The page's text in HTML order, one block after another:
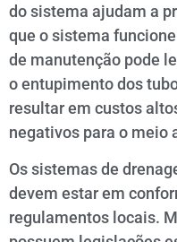
do sistema ajudam a
que o sistema
de manutenção pode
o entupimento dos
resultar em custos
negativos para o meio
Os sistemas de
devem estar em
regulamentos locais.